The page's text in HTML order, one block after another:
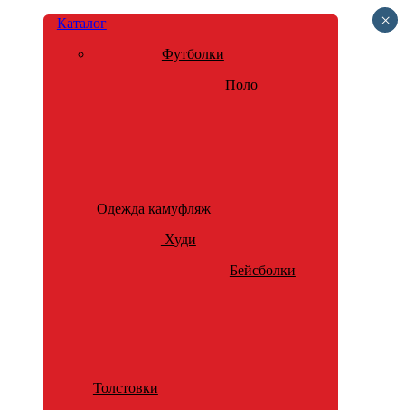
Каталог
Футболки
Поло
Одежда камуфляж
Худи
Бейсболки
Толстовки
×